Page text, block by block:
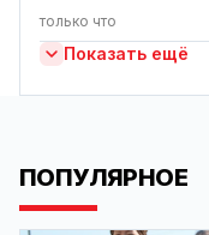
только что
Показать ещё
ПОПУЛЯРНОЕ